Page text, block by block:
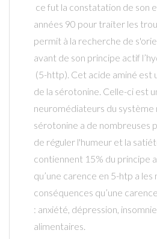
ce fut la constatation de son
années 90 pour traiter les
permit à la recherche de
avant de son principe actif
(5-http). Cet acide aminé est
de la sérotonine. Celle-ci est
neuromédiateurs du système
sérotonine a de nombreuses
de réguler l'humeur et la
contiennent 15% du principe
qu’une carence en 5-htp a les
conséquences qu’une
: anxiété, dépression,
alimentaires.